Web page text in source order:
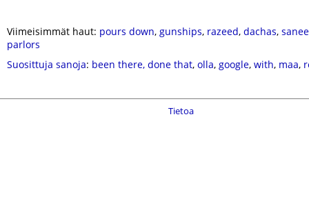
Viimeisimmät haut: pours down, gunships, razeed, dachas,
parlors
Suosittuja sanoja: been there, done that, olla, google, with, maa,
Tietoa